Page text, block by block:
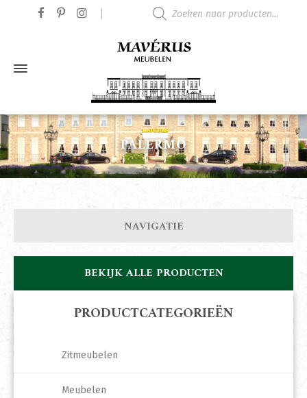
PALERMO
NAVIGATIE
BEKIJK ALLE PRODUCTEN
PRODUCTCATEGORIEËN
Zitmeubelen
Meubelen